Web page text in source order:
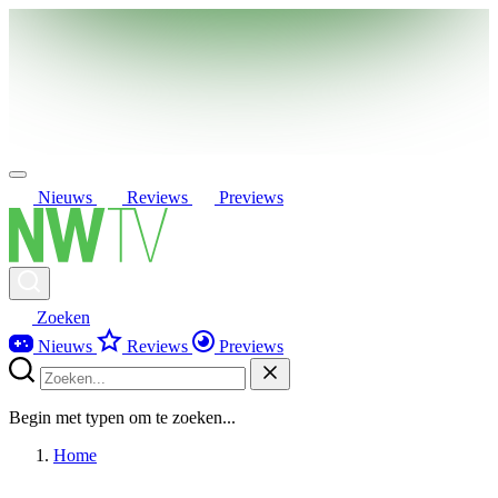
Nieuws Reviews Previews
Zoeken
Nieuws
Reviews Previews
Begin met typen om te zoeken...
Home